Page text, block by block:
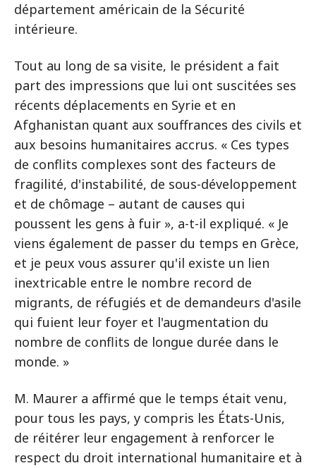
département américain de la Sécurité
intérieure.
Tout au long de sa visite, le président a fait
part des impressions que lui ont suscitées ses
récents déplacements en Syrie et en
Afghanistan quant aux souffrances des civils et
aux besoins humanitaires accrus. « Ces types
de conflits complexes sont des facteurs de
fragilité, d'instabilité, de sous-développement
et de chômage – autant de causes qui
poussent les gens à fuir », a-t-il expliqué. « Je
viens également de passer du temps en Grèce,
et je peux vous assurer qu'il existe un lien
inextricable entre le nombre record de
migrants, de réfugiés et de demandeurs d'asile
qui fuient leur foyer et l'augmentation du
nombre de conflits de longue durée dans le
monde. »
M. Maurer a affirmé que le temps était venu,
pour tous les pays, y compris les États-Unis,
de réitérer leur engagement à renforcer le
respect du droit international humanitaire et à